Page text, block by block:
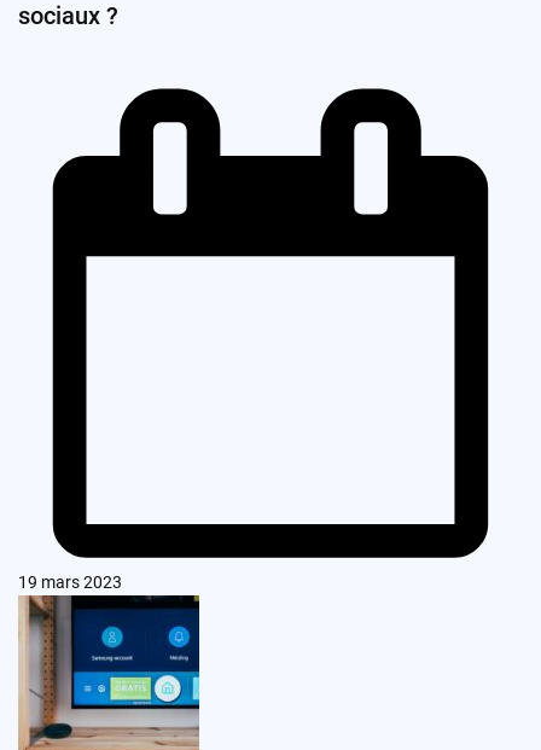
sociaux ?
19 mars 2023